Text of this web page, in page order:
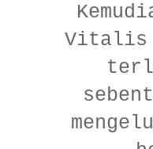
Vitalis